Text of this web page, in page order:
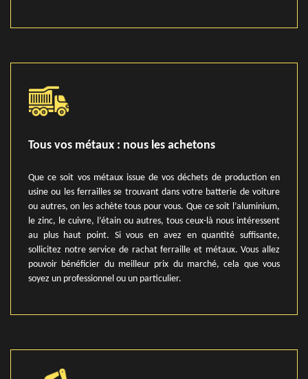
Tous vos métaux : nous les achetons
Que ce soit vos métaux issue de vos déchets de production en
usine ou les ferrailles se trouvant dans votre batterie de voiture
ou autres, on les achète tous pour vous. Que ce soit l’aluminium,
le zinc, le cuivre, l’étain ou autres, tous ceux-là nous intéressent
au plus haut point. Si vous en avez en quantité suffisante,
sollicitez notre service de rachat ferraille et métaux. Vous allez
pouvoir bénéficier du meilleur prix du marché, cela que vous
soyez un professionnel ou un particulier.